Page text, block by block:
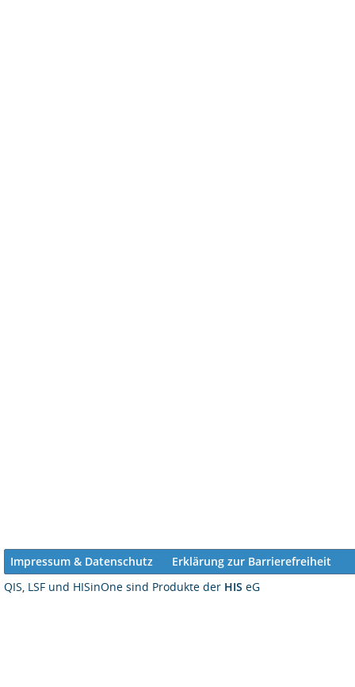
Impressum & Datenschutz
Erklärung zur Barrierefreiheit
QIS, LSF und HISinOne sind Produkte der HIS eG